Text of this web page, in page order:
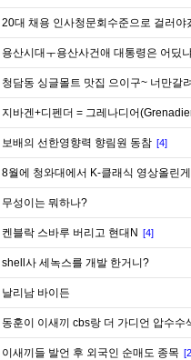
20대 채용 인사청문회수준으로 걸러야
용산시대ㅜ용산사건애 대통령은 어딨
청담동 싱글몰트 맛집 으이구~ 너만갈
지바겐+디펜더 = 그레나디어
보배의 선한영향력 향림원 동참 [4]
8월에 청와대에서 K-클래식 영상올린게
무성이는 뭐하나?
켄블락 스바루 버리고 현대N [4]
shell사 세녹스를 개발 한거니?
날리남 바이든
동훈이 이새끼 cbs랑 더 가디언 압수수
이새끼들 발언 후 외국인 순매도 종목